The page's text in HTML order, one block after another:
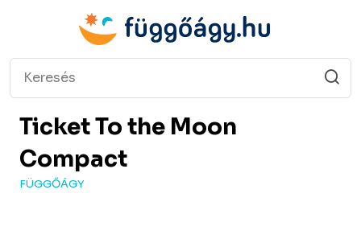
Ticket To the Moon
Compact
FÜGGŐÁGY